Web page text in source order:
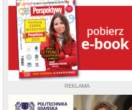
REKLAMA